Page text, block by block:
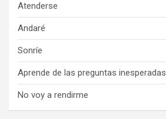
Atenderse
Andaré
Sonríe
Aprende de las preguntas inesperadas
No voy a rendirme